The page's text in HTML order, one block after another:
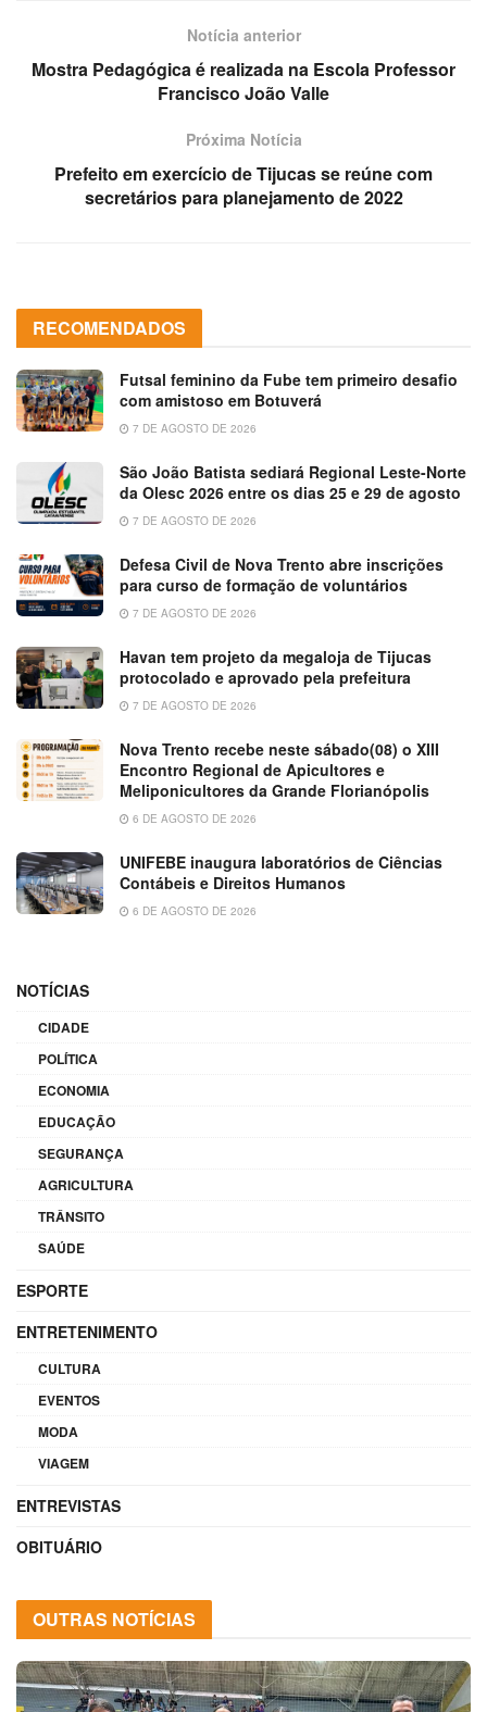
Notícia anterior
Mostra Pedagógica é realizada na Escola Professor
Francisco João Valle
Próxima Notícia
Prefeito em exercício de Tijucas se reúne com
secretários para planejamento de 2022
RECOMENDADOS
Futsal feminino da Fube tem primeiro desafio
com amistoso em Botuverá
7 DE AGOSTO DE 2026
São João Batista sediará Regional Leste-Norte
da Olesc 2026 entre os dias 25 e 29 de agosto
7 DE AGOSTO DE 2026
Defesa Civil de Nova Trento abre inscrições
para curso de formação de voluntários
7 DE AGOSTO DE 2026
Havan tem projeto da megaloja de Tijucas
protocolado e aprovado pela prefeitura
7 DE AGOSTO DE 2026
Nova Trento recebe neste sábado(08) o XIII
Encontro Regional de Apicultores e
Meliponicultores da Grande Florianópolis
6 DE AGOSTO DE 2026
UNIFEBE inaugura laboratórios de Ciências
Contábeis e Direitos Humanos
6 DE AGOSTO DE 2026
NOTÍCIAS
CIDADE
POLÍTICA
ECONOMIA
EDUCAÇÃO
SEGURANÇA
AGRICULTURA
TRÂNSITO
SAÚDE
ESPORTE
ENTRETENIMENTO
CULTURA
EVENTOS
MODA
VIAGEM
ENTREVISTAS
OBITUÁRIO
OUTRAS NOTÍCIAS